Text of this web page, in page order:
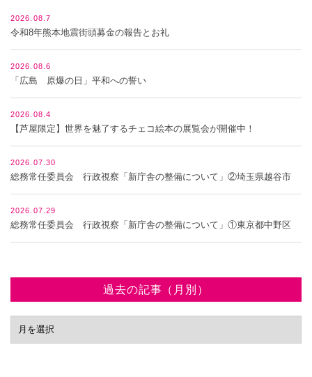
2026.08.7
令和8年熊本地震街頭募金の報告とお礼
2026.08.6
「広島 原爆の日」平和への誓い
2026.08.4
【芦屋限定】世界を魅了するチェコ絵本の展覧会が開催中！
2026.07.30
総務常任委員会 行政視察「新庁舎の整備について」②埼玉県越谷市
2026.07.29
総務常任委員会 行政視察「新庁舎の整備について」①東京都中野区
過去の記事（月別）